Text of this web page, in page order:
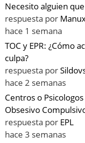
Necesito alguien
respuesta por
hace 1 semana
TOC y EPR: ¿Cómo
culpa?
respuesta por
hace 2 semanas
Centros o
Obsesivo
respuesta por EPL
hace 3 semanas